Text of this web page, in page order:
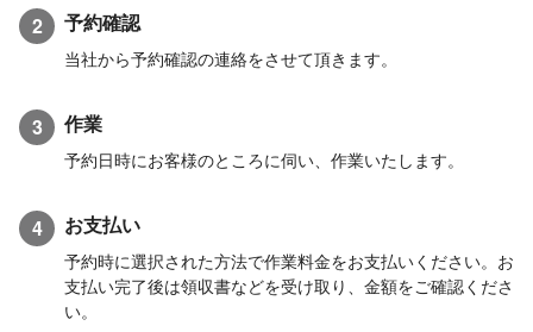
2 予約確認
当社から予約確認の連絡をさせて頂きます。
3 作業
予約日時にお客様のところに伺い、作業いたします。
4 お支払い
予約時に選択された方法で作業料金をお支払いください。お
支払い完了後は領収書などを受け取り、金額をご確認くださ
い。